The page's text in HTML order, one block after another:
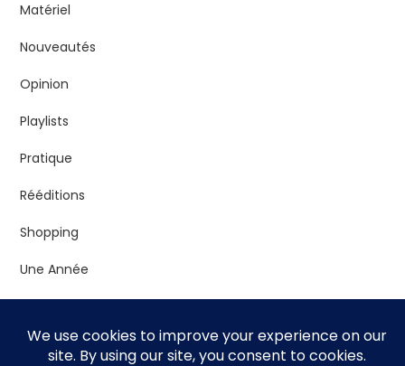
Matériel
Nouveautés
Opinion
Playlists
Pratique
Rééditions
Shopping
Une Année